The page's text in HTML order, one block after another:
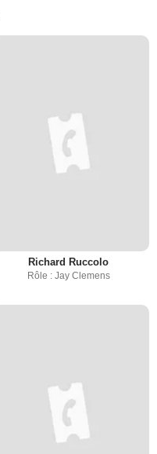
Richard Ruccolo
Rôle : Jay Clemens